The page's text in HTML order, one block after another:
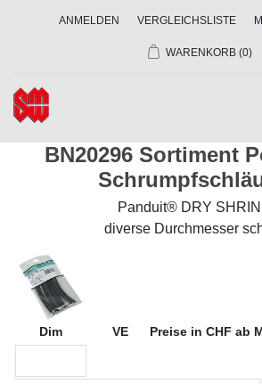
ANMELDEN VERGLEICHSLISTE
WARENKORB (0)
BN20296 Sortiment
Panduit® DRY
diverse Durchmesser
Dim VE Preise in CHF ab